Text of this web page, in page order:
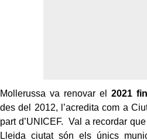
Mollerussa va renovar el 2021
des del 2012, l’acredita com a
part d’UNICEF. Val a recordar
Lleida ciutat són els únics